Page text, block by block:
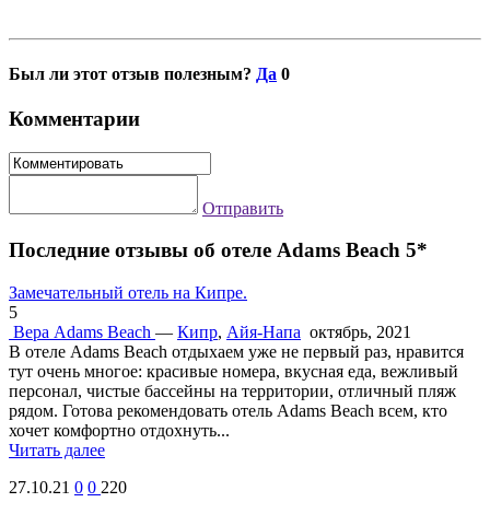
Был ли этот отзыв полезным? Да 0
Комментарии
Отправить
Последние отзывы об отеле Adams Beach 5*
Замечательный отель на Кипре.
5
Вера Adams Beach — Кипр, Айя-Напа октябрь, 2021
В отеле Adams Beach отдыхаем уже не первый раз, нравится
тут очень многое: красивые номера, вкусная еда, вежливый
персонал, чистые бассейны на территории, отличный пляж
рядом. Готова рекомендовать отель Adams Beach всем, кто
хочет комфортно отдохнуть...
Читать далее
27.10.21 0 0 220